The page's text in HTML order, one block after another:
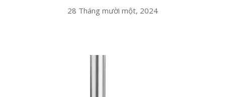
28 Tháng mười một, 2024